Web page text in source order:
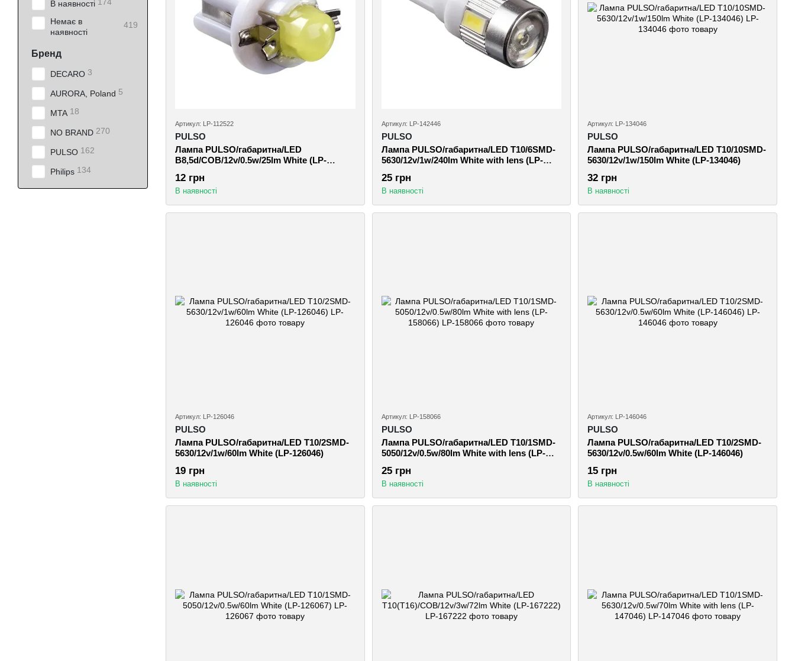
Артикул: LP-112522
PULSO
Лампа PULSO/габаритна/LED
B8,5d/COB/12v/0.5w/25lm White (LP-
12 грн
В наявності
Артикул: LP-142446
PULSO
Лампа PULSO/габаритна/LED T10/6SMD-
5630/12v/1w/240lm White with lens (LP-
25 грн
В наявності
Артикул: LP-134046
PULSO
Лампа PULSO/габаритна/LED T10/10SMD-
5630/12v/1w/150lm White (LP-134046)
32 грн
В наявності
Артикул: LP-126046
PULSO
Лампа PULSO/габаритна/LED T10/2SMD-
5630/12v/1w/60lm White (LP-126046)
19 грн
В наявності
Артикул: LP-158066
PULSO
Лампа PULSO/габаритна/LED T10/1SMD-
5050/12v/0.5w/80lm White with lens (LP-
25 грн
В наявності
Артикул: LP-146046
PULSO
Лампа PULSO/габаритна/LED T10/2SMD-
5630/12v/0.5w/60lm White (LP-146046)
15 грн
В наявності
В наявності
Немає в
наявності
419
Бренд
DECARO 3
AURORA, Poland 5
MTA 18
NO BRAND 270
PULSO 162
Philips 134